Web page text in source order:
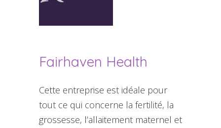
Fairhaven Health
Cette entreprise est idéale pour
tout ce qui concerne la fertilité, la
grossesse, l’allaitement maternel et